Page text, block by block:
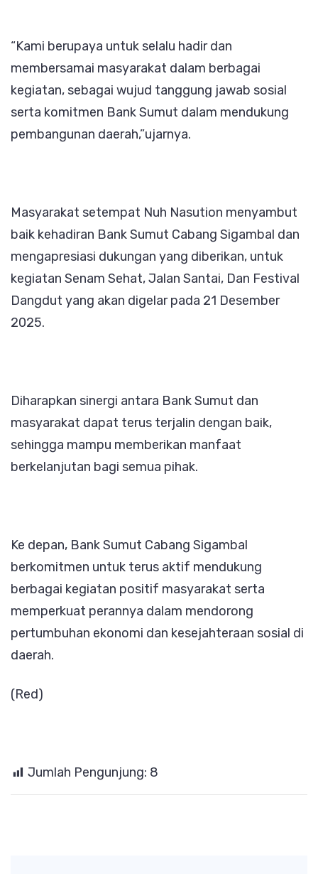
“Kami berupaya untuk selalu hadir dan
membersamai masyarakat dalam berbagai
kegiatan, sebagai wujud tanggung jawab sosial
serta komitmen Bank Sumut dalam mendukung
pembangunan daerah,”ujarnya.
Masyarakat setempat Nuh Nasution menyambut
baik kehadiran Bank Sumut Cabang Sigambal dan
mengapresiasi dukungan yang diberikan, untuk
kegiatan Senam Sehat, Jalan Santai, Dan Festival
Dangdut yang akan digelar pada 21 Desember
2025.
Diharapkan sinergi antara Bank Sumut dan
masyarakat dapat terus terjalin dengan baik,
sehingga mampu memberikan manfaat
berkelanjutan bagi semua pihak.
Ke depan, Bank Sumut Cabang Sigambal
berkomitmen untuk terus aktif mendukung
berbagai kegiatan positif masyarakat serta
memperkuat perannya dalam mendorong
pertumbuhan ekonomi dan kesejahteraan sosial di
daerah.
(Red)
Jumlah Pengunjung: 8